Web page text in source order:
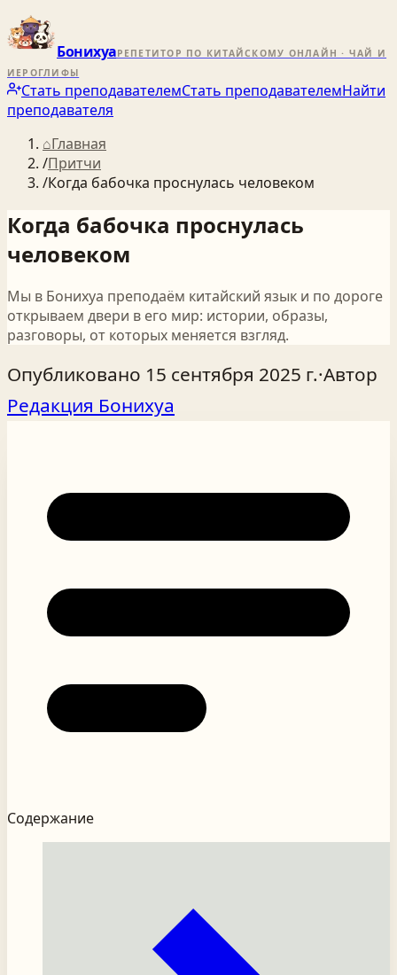
БонихуаРЕПЕТИТОР ПО КИТАЙСКОМУ ОНЛАЙН · ЧАЙ И
ИЕРОГЛИФЫ
Стать преподавателемСтать преподавателемНайти
преподавателя
⌂Главная
/Притчи
/Когда бабочка проснулась человеком
Когда бабочка проснулась
человеком
Мы в Бонихуа преподаём китайский язык и по дороге
открываем двери в его мир: истории, образы,
разговоры, от которых меняется взгляд.
Опубликовано 15 сентября 2025 г.·Автор
Редакция Бонихуа
Содержание